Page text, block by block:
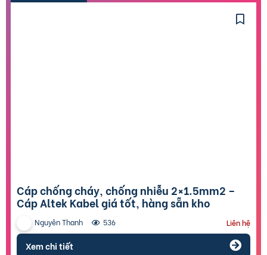
Cáp chống cháy, chống nhiễu 2×1.5mm2 –
Cáp Altek Kabel giá tốt, hàng sẵn kho
Nguyên Thanh 536 Liên hệ
Xem chi tiết